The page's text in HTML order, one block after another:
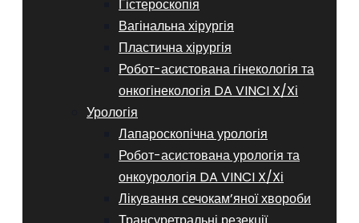
Гістероскопія
Вагінальна хірургія
Пластична хірургія
Робот-асистована гінекологія та
онкогінекологія DA VINCI X/Xі
Урологія
Лапароскопічна урологія
Робот-асистована урологія та
онкоурологія DA VINCI X/Xі
Лікування сечокам’яної хвороби